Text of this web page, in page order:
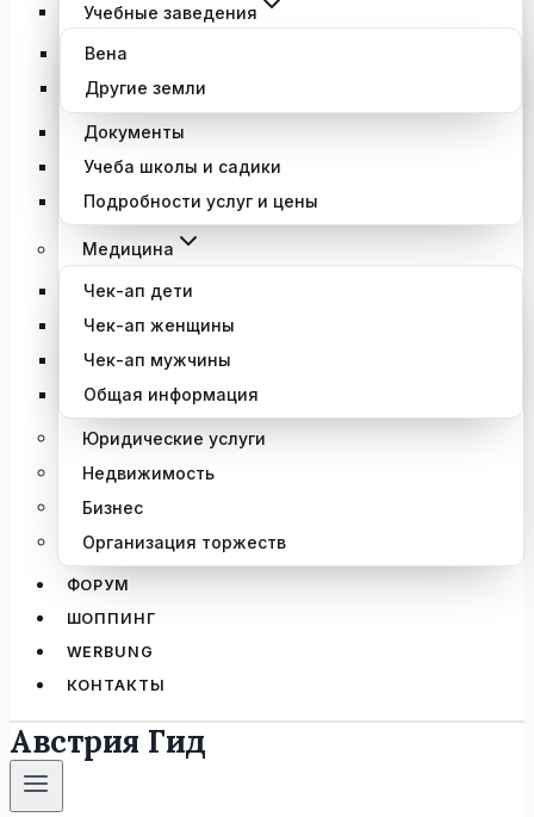
Учебные заведения
Вена
Другие земли
Документы
Учеба школы и садики
Подробности услуг и цены
Медицина
Чек-ап дети
Чек-ап женщины
Чек-ап мужчины
Общая информация
Юридические услуги
Недвижимость
Бизнес
Организация торжеств
ФОРУМ
ШОППИНГ
WERBUNG
КОНТАКТЫ
Австрия Гид